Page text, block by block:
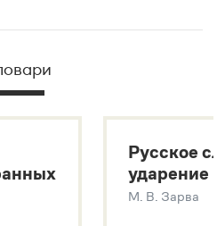
виде собрана вся
словарь
русских глаголов
слов
платформы
SaluteSpeech
Русское
ударение
М. В. Зарва